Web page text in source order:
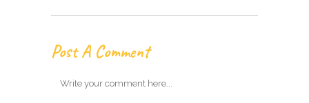
Post A Comment